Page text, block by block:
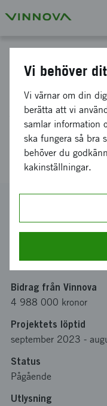
Flygets
styrmedel
alternativa
Chalmers Tekniska
Bidrag från Vinnova
4 988 000 kronor
Projektets löptid
september 2023 -
Status
Pågående
Utlysning
Vi behöver
Vi värnar om din
berätta att vi
samlar information
ska fungera så bra
behöver du
kakinställningar.